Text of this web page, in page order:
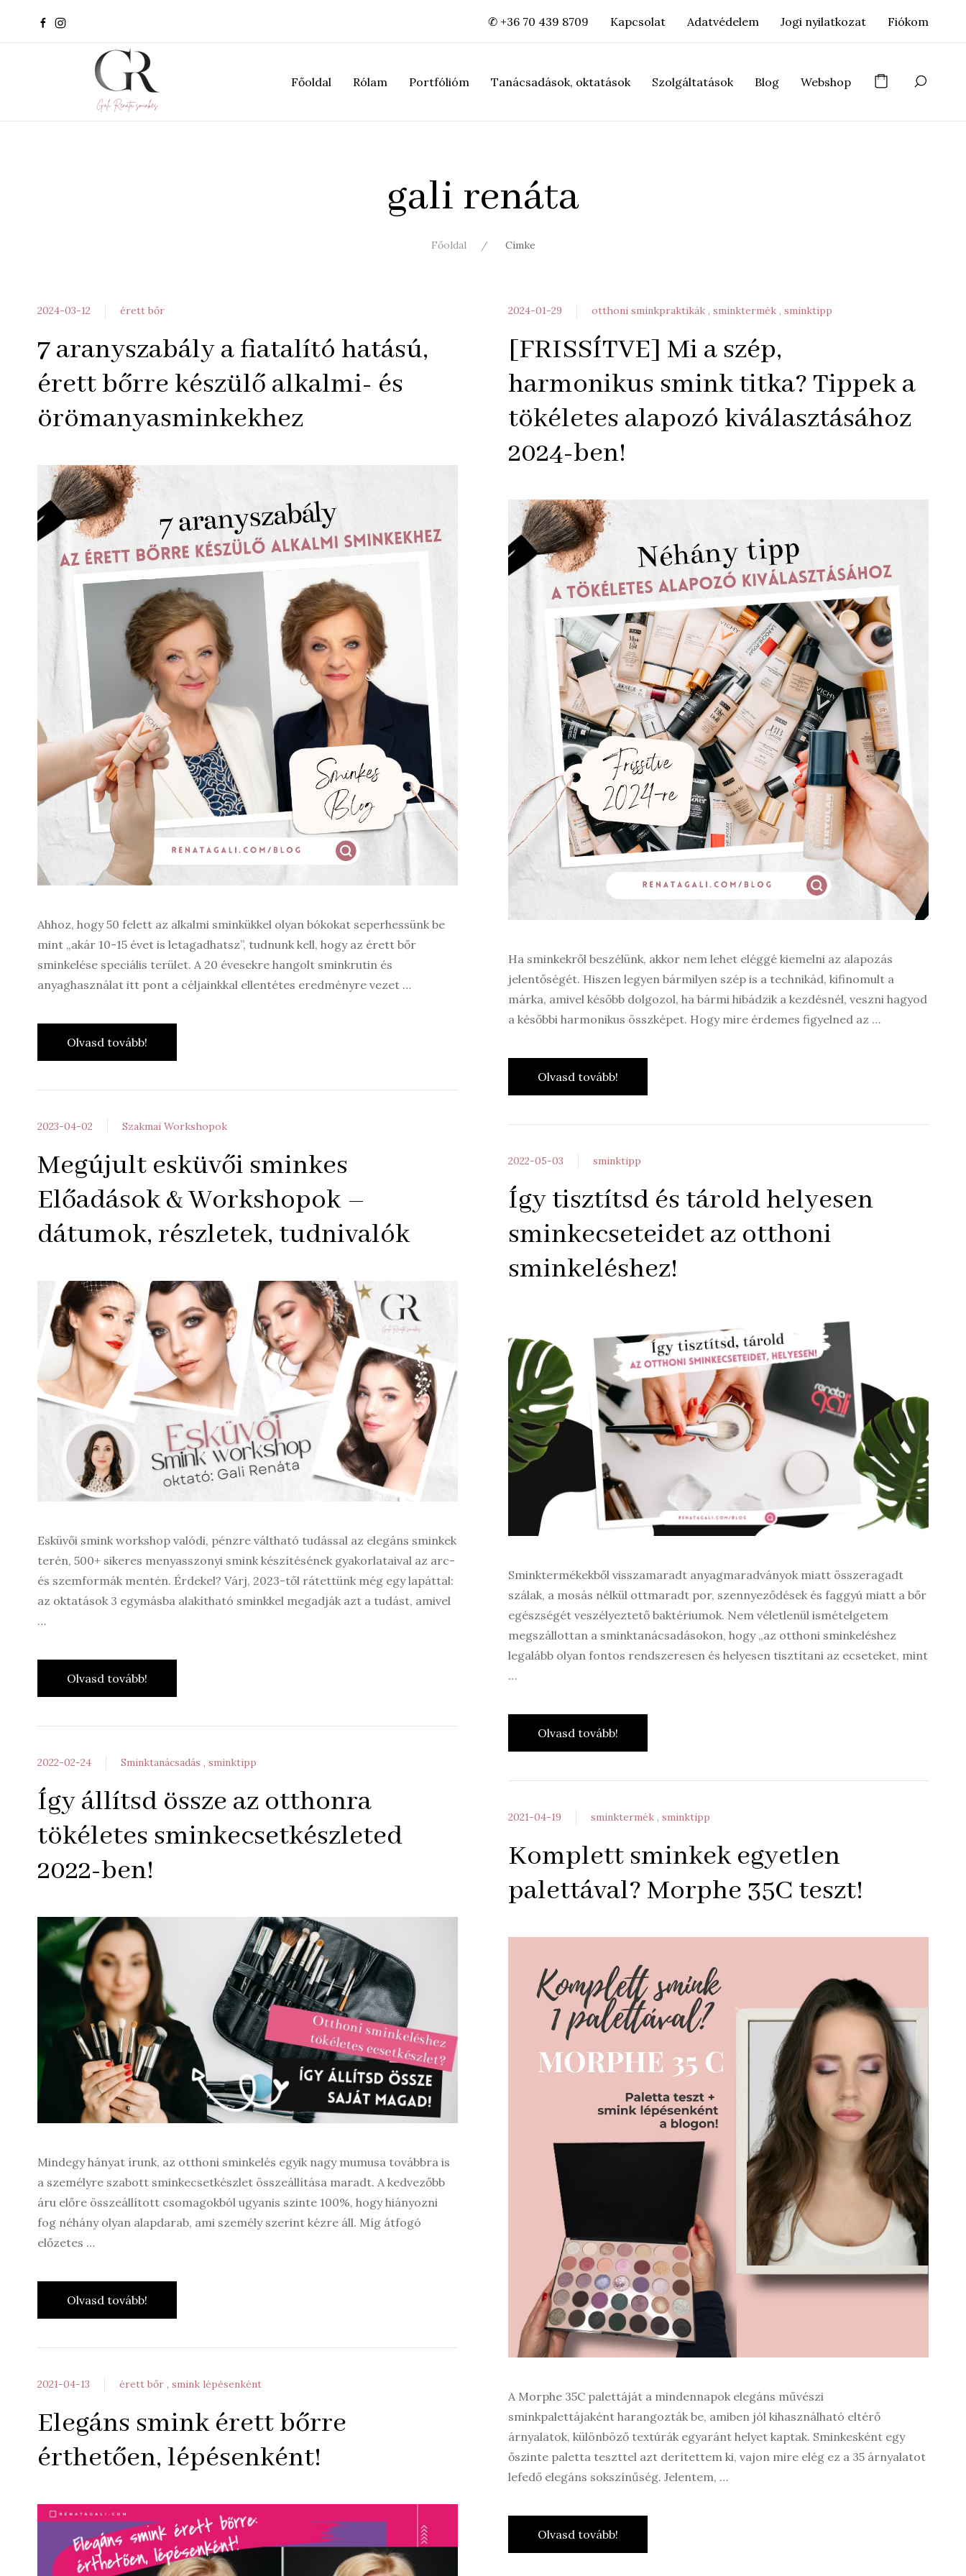
✆ +36 70 439 8709 Kapcsolat Adatvédelem Jogi nyilatkozat Fiókom
Főoldal Rólam Portfólióm Tanácsadások, oktatások Szolgáltatások Blog Webshop
gali renáta
Főoldal Címke
2024-03-12 érett bőr
7 aranyszabály a fiatalító hatású,
érett bőrre készülő alkalmi- és
örömanyasminkekhez
Ahhoz, hogy 50 felett az alkalmi sminkükkel olyan bókokat seperhessünk be
mint „akár 10-15 évet is letagadhatsz”, tudnunk kell, hogy az érett bőr
sminkelése speciális terület. A 20 évesekre hangolt sminkrutin és
anyaghasználat itt pont a céljainkkal ellentétes eredményre vezet …
Olvasd tovább!
2023-04-02 Szakmai Workshopok
Megújult esküvői sminkes
Előadások & Workshopok –
dátumok, részletek, tudnivalók
Esküvői smink workshop valódi, pénzre váltható tudással az elegáns sminkek
terén, 500+ sikeres menyasszonyi smink készítésének gyakorlataival az arc-
és szemformák mentén. Érdekel? Várj, 2023-től rátettünk még egy lapáttal:
az oktatások 3 egymásba alakítható sminkkel megadják azt a tudást, amivel
…
Olvasd tovább!
2022-02-24 Sminktanácsadás sminktipp
Így állítsd össze az otthonra
tökéletes sminkecsetkészleted
2022-ben!
Mindegy hányat írunk, az otthoni sminkelés egyik nagy mumusa továbbra is
a személyre szabott sminkecsetkészlet összeállítása maradt. A kedvezőbb
áru előre összeállított csomagokból ugyanis szinte 100%, hogy hiányozni
fog néhány olyan alapdarab, ami személy szerint kézre áll. Míg átfogó
előzetes …
Olvasd tovább!
2021-04-13 érett bőr smink lépésenként
Elegáns smink érett bőrre
érthetően, lépésenként!
2024-01-29 otthoni sminkpraktikák sminktermék sminktipp
[FRISSÍTVE] Mi a szép,
harmonikus smink titka? Tippek a
tökéletes alapozó kiválasztásához
2024-ben!
Ha sminkekről beszélünk, akkor nem lehet eléggé kiemelni az alapozás
jelentőségét. Hiszen legyen bármilyen szép is a technikád, kifinomult a
márka, amivel később dolgozol, ha bármi hibádzik a kezdésnél, veszni hagyod
a későbbi harmonikus összképet. Hogy mire érdemes figyelned az …
Olvasd tovább!
2022-05-03 sminktipp
Így tisztítsd és tárold helyesen
sminkecseteidet az otthoni
sminkeléshez!
Sminktermékekből visszamaradt anyagmaradványok miatt összeragadt
szálak, a mosás nélkül ottmaradt por, szennyeződések és faggyú miatt a bőr
egészségét veszélyeztető baktériumok. Nem véletlenül ismételgetem
megszállottan a sminktanácsadásokon, hogy „az otthoni sminkeléshez
legalább olyan fontos rendszeresen és helyesen tisztítani az ecseteket, mint
…
Olvasd tovább!
2021-04-19 sminktermék sminktipp
Komplett sminkek egyetlen
palettával? Morphe 35C teszt!
A Morphe 35C palettáját a mindennapok elegáns művészi
sminkpalettájaként harangozták be, amiben jól kihasználható eltérő
árnyalatok, különböző textúrák egyaránt helyet kaptak. Sminkesként egy
őszinte paletta teszttel azt derítettem ki, vajon mire elég ez a 35 árnyalatot
lefedő elegáns sokszínűség. Jelentem, …
Olvasd tovább!